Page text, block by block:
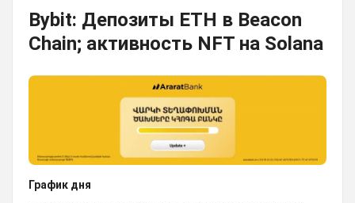
Bybit: Депозиты ETH в Beacon
Chain; активность NFT на Solana
График дня